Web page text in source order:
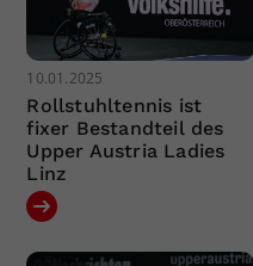
10.01.2025
Rollstuhltennis ist
fixer Bestandteil des
Upper Austria Ladies
Linz